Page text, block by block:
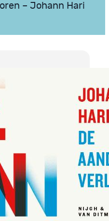
– Johann Hari